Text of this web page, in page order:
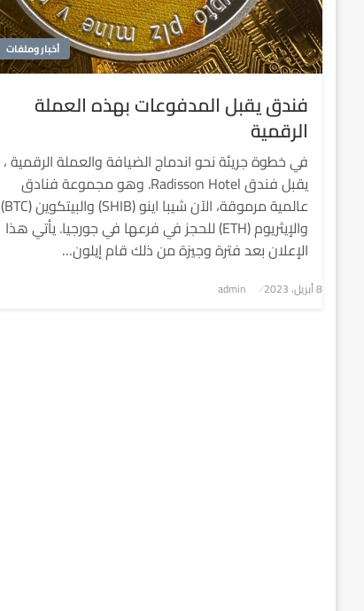
أخبار وملفات
فندق يقبل المدفوعات بهذه العملة
الرقمية
في خطوة جريئة نحو اندماج الضيافة والعملة الرقمية ،
يقبل فندق Radisson Hotel. وهو مجموعة فنادق
عالمية مرموقة، الآن شيبا اينو (SHIB) والبيتكوين (BTC)
والإيثريوم (ETH) للحجز في فرعها في جورجيا. يأتي هذا
الإعلان بعد فترة وجيزة من ذلك قام إيلون…
نُشر
8 أبريل، 2023 admin